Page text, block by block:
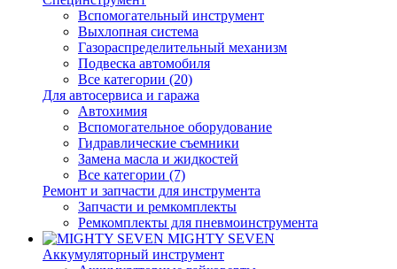
Вспомогательный инструмент
Выхлопная система
Газораспределительный механизм
Подвеска автомобиля
Все категории (20)
Для автосервиса и гаража
Автохимия
Вспомогательное оборудование
Гидравлические съемники
Замена масла и жидкостей
Все категории (7)
Ремонт и запчасти для инструмента
Запчасти и ремкомплекты
Ремкомплекты для пневмоинструмента
MIGHTY SEVEN
Аккумуляторный инструмент